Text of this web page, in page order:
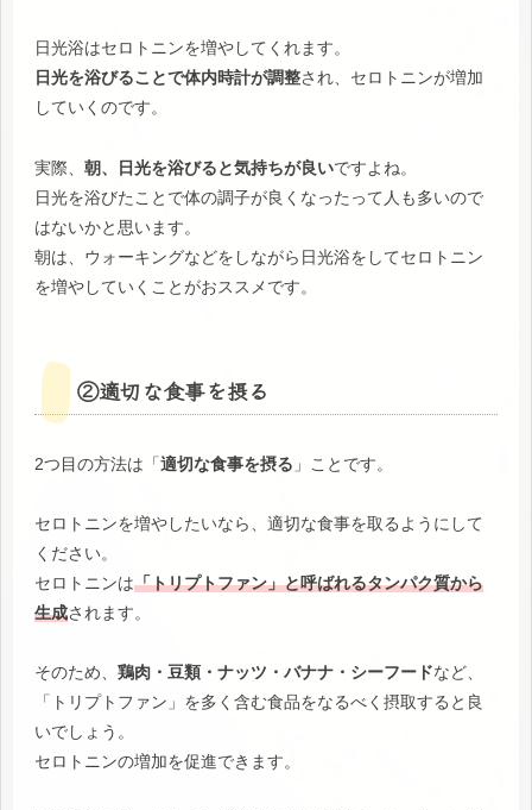
日光浴はセロトニンを増やしてくれます。
日光を浴びることで体内時計が調整され、セロトニンが増加
していくのです。
実際、 朝、日光を浴びると気持ちが良いですよね。
日光を浴びたことで体の調子が良くなったって人も多いので
はないかと思います。
朝は、ウォーキングなどをしながら日光浴をしてセロトニン
を増やしていくことがおススメです。
②適切な食事を摂る
2つ目の方法は「適切な食事を摂る 」ことです。
セロトニンを増やしたいなら、適切な食事を取るようにして
ください。
セロトニンは「トリプトファン」と呼ばれるタンパク質から
生成されます。
そのため、 鶏肉・豆類・ナッツ・バナナ・シーフードなど、
「トリプトファン」を多く含む食品をなるべく摂取すると良
いでしょう。
セロトニンの増加を促進できます。